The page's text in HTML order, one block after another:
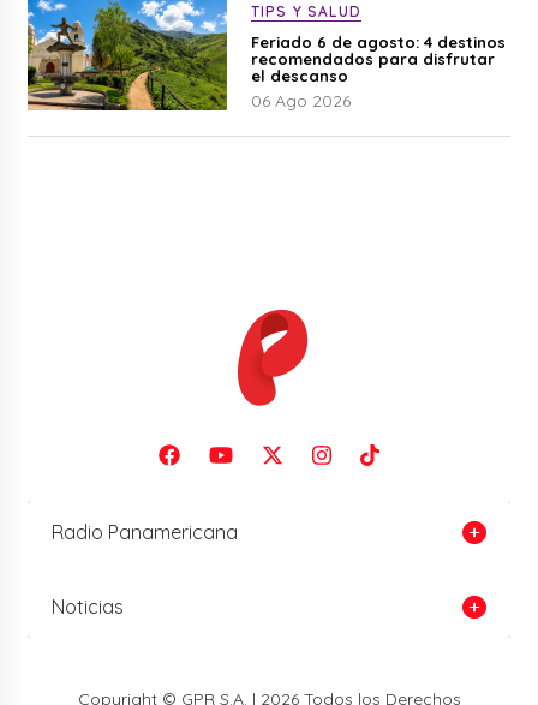
TIPS Y SALUD
Feriado 6 de agosto: 4 destinos
recomendados para disfrutar
el descanso
06 Ago 2026
Radio Panamericana
Noticias
Copyright © GPR S.A. | 2026 Todos los Derechos